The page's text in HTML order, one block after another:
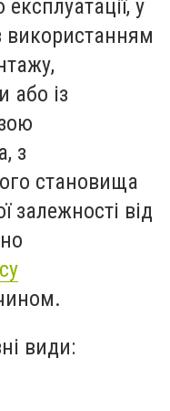
у
використанням
або із
з
становища
залежності від
види: